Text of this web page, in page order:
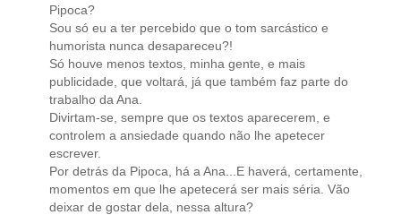
Pipoca?
Sou só eu a ter percebido que o tom sarcástico e
humorista nunca desapareceu?!
Só houve menos textos, minha gente, e mais
publicidade, que voltará, já que também faz parte do
trabalho da Ana.
Divirtam-se, sempre que os textos aparecerem, e
controlem a ansiedade quando não lhe apetecer
escrever.
Por detrás da Pipoca, há a Ana...E haverá, certamente,
momentos em que lhe apetecerá ser mais séria. Vão
deixar de gostar dela, nessa altura?